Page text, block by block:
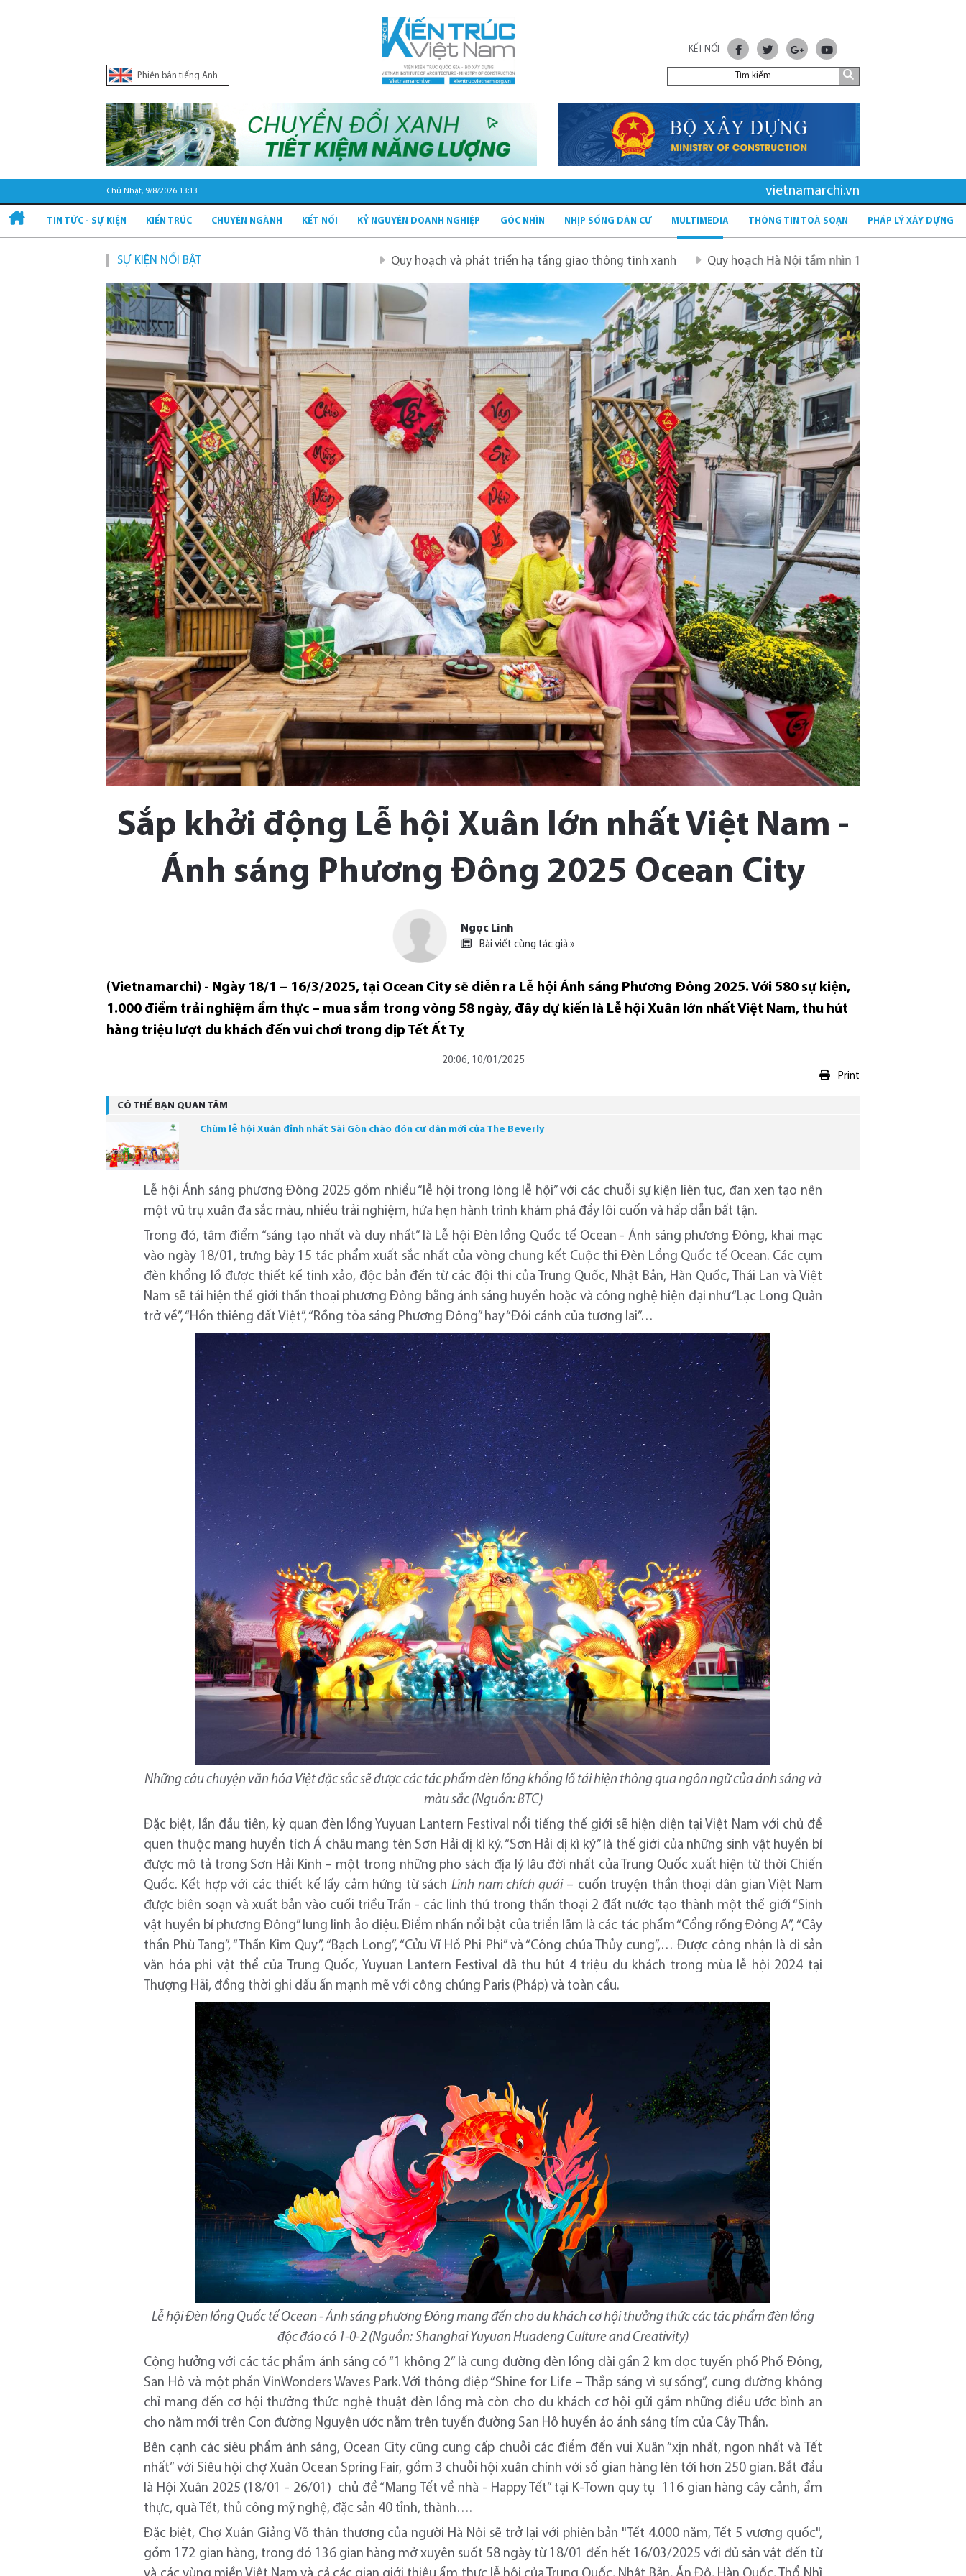
Phiên bản tiếng Anh
KẾT NỐI
Chủ Nhật, 9/8/2026 13:13 vietnamarchi.vn
TIN TỨC - SỰ KIỆN KIẾN TRÚC CHUYÊN NGÀNH KẾT NỐI KỶ NGUYÊN DOANH NGHIỆP GÓC NHÌN NHỊP SỐNG DÂN CƯ MULTIMEDIA THÔNG TIN TOÀ SOẠN PHÁP LÝ XÂY DỰNG
SỰ KIỆN NỔI BẬT Quy hoạch và phát triển hạ tầng giao thông tĩnh xanh Quy hoạch Hà Nội tầm nhìn 100 năm Quy hoạch mới sau
Sắp khởi động Lễ hội Xuân lớn nhất Việt Nam -
Ánh sáng Phương Đông 2025 Ocean City
Ngọc Linh
Bài viết cùng tác giả »
(Vietnamarchi) - Ngày 18/1 – 16/3/2025, tại Ocean City sẽ diễn ra Lễ hội Ánh sáng Phương Đông 2025. Với 580 sự kiện,
1.000 điểm trải nghiệm ẩm thực – mua sắm trong vòng 58 ngày, đây dự kiến là Lễ hội Xuân lớn nhất Việt Nam, thu hút
hàng triệu lượt du khách đến vui chơi trong dịp Tết Ất Tỵ
20:06, 10/01/2025
Print
CÓ THỂ BẠN QUAN TÂM
Chùm lễ hội Xuân đỉnh nhất Sài Gòn chào đón cư dân mới của The Beverly
Lễ hội Ánh sáng phương Đông 2025 gồm nhiều “lễ hội trong lòng lễ hội” với các chuỗi sự kiện liên tục, đan xen tạo nên
một vũ trụ xuân đa sắc màu, nhiều trải nghiệm, hứa hẹn hành trình khám phá đầy lôi cuốn và hấp dẫn bất tận.
Trong đó, tâm điểm “sáng tạo nhất và duy nhất” là Lễ hội Đèn lồng Quốc tế Ocean - Ánh sáng phương Đông, khai mạc
vào ngày 18/01, trưng bày 15 tác phẩm xuất sắc nhất của vòng chung kết Cuộc thi Đèn Lồng Quốc tế Ocean. Các cụm
đèn khổng lồ được thiết kế tinh xảo, độc bản đến từ các đội thi của Trung Quốc, Nhật Bản, Hàn Quốc, Thái Lan và Việt
Nam sẽ tái hiện thế giới thần thoại phương Đông bằng ánh sáng huyền hoặc và công nghệ hiện đại như “Lạc Long Quân
trở về”, “Hồn thiêng đất Việt”, “Rồng tỏa sáng Phương Đông” hay “Đôi cánh của tương lai”…
Những câu chuyện văn hóa Việt đặc sắc sẽ được các tác phẩm đèn lồng khổng lồ tái hiện thông qua ngôn ngữ của ánh sáng và
màu sắc (Nguồn: BTC)
Đặc biệt, lần đầu tiên, kỳ quan đèn lồng Yuyuan Lantern Festival nổi tiếng thế giới sẽ hiện diện tại Việt Nam với chủ đề
quen thuộc mang huyền tích Á châu mang tên Sơn Hải dị kì ký. “Sơn Hải dị kì ký” là thế giới của những sinh vật huyền bí
được mô tả trong Sơn Hải Kinh – một trong những pho sách địa lý lâu đời nhất của Trung Quốc xuất hiện từ thời Chiến
Quốc. Kết hợp với các thiết kế lấy cảm hứng từ sách Lĩnh nam chích quái– cuốn truyện thần thoại dân gian Việt Nam
được biên soạn và xuất bản vào cuối triều Trần - các linh thú trong thần thoại 2 đất nước tạo thành một thế giới “Sinh
vật huyền bí phương Đông” lung linh ảo diệu. Điểm nhấn nổi bật của triển lãm là các tác phẩm “Cổng rồng Đông A”, “Cây
thần Phù Tang”, “Thần Kim Quy”, “Bạch Long”, “Cửu Vĩ Hồ Phi Phi” và “Công chúa Thủy cung”,… Được công nhận là di sản
văn hóa phi vật thể của Trung Quốc, Yuyuan Lantern Festival đã thu hút 4 triệu du khách trong mùa lễ hội 2024 tại
Thượng Hải, đồng thời ghi dấu ấn mạnh mẽ với công chúng Paris (Pháp) và toàn cầu.
Lễ hội Đèn lồng Quốc tế Ocean - Ánh sáng phương Đôngmang đến cho du khách cơ hội thưởng thức các tác phẩm đèn lồng
độc đáo có 1-0-2 (Nguồn: Shanghai Yuyuan Huadeng Culture and Creativity)
Cộng hưởng với các tác phẩm ánh sáng có “1 không 2” là cung đường đèn lồng dài gần 2 km dọc tuyến phố Phố Đông,
San Hô và một phần VinWonders Waves Park. Với thông điệp “Shine for Life – Thắp sáng vì sự sống”, cung đường không
chỉ mang đến cơ hội thưởng thức nghệ thuật đèn lồng mà còn cho du khách cơ hội gửi gắm những điều ước bình an
cho năm mới trên Con đường Nguyện ước nằm trên tuyến đường San Hô huyền ảo ánh sáng tím của Cây Thần.
Bên cạnh các siêu phẩm ánh sáng, Ocean City cũng cung cấp chuỗi các điểm đến vui Xuân “xịn nhất, ngon nhất và Tết
nhất” với Siêu hội chợ Xuân Ocean Spring Fair, gồm 3 chuỗi hội xuân chính với số gian hàng lên tới hơn 250 gian. Bắt đầu
là Hội Xuân 2025 (18/01 - 26/01) chủ đề “Mang Tết về nhà - Happy Tết” tại K-Town quy tụ 116 gian hàng cây cảnh, ẩm
thực, quà Tết, thủ công mỹ nghệ, đặc sản 40 tỉnh, thành….
Đặc biệt, Chợ Xuân Giảng Võ thân thương của người Hà Nội sẽ trở lại với phiên bản "Tết 4.000 năm, Tết 5 vương quốc",
gồm 172 gian hàng, trong đó 136 gian hàng mở xuyên suốt 58 ngày từ 18/01 đến hết 16/03/2025 với đủ sản vật đến từ